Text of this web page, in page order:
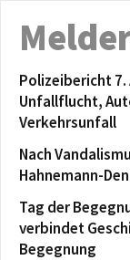
Polizeibericht
Unfallflucht,
Verkehrsunfall
Nach
Hahnemann-
Tag der
verbindet
Begegnung